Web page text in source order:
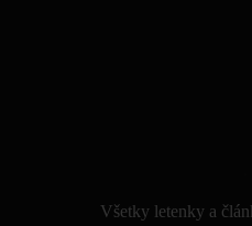
Všetky letenky a